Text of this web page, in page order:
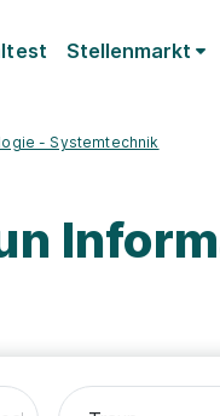
Stellenmarkt
- Systemtechnik